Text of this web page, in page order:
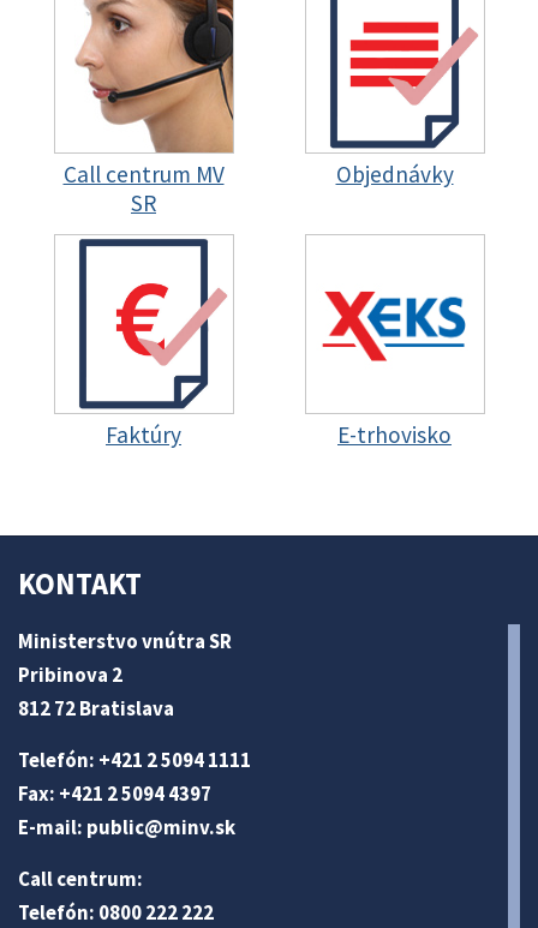
Call centrum MV
SR
Objednávky
Faktúry E-trhovisko
KONTAKT
Ministerstvo vnútra SR
Pribinova 2
812 72 Bratislava
Telefón: +421 2 5094 1111
Fax: +421 2 5094 4397
E-mail: public@minv.sk
Call centrum:
Telefón: 0800 222 222